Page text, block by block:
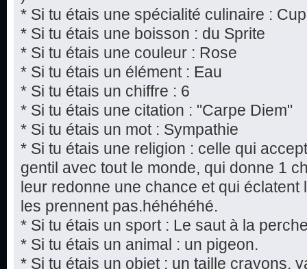
* Si tu étais une spécialité culinaire :
* Si tu étais une boisson : du Sprite
* Si tu étais une couleur : Rose
* Si tu étais un élément : Eau
* Si tu étais un chiffre : 6
* Si tu étais une citation : "Carpe Diem"
* Si tu étais un mot : Sympathie
* Si tu étais une religion : celle qui
gentil avec tout le monde, qui donne 1
leur redonne une chance et qui
les prennent pas.héhéhéhé.
* Si tu étais un sport : Le saut à la
* Si tu étais un animal : un pigeon.
* Si tu étais un objet : un taille crayons,